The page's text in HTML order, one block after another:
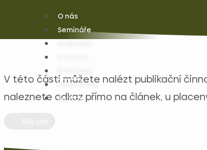
O nás
Semináře
Webináře
Konzultace
Kontakt
V této části můžete nalézt publikační
naleznete odkaz přímo na článek, u